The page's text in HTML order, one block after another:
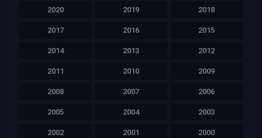
2020 2019 2018
2017 2016 2015
2014 2013 2012
2011 2010 2009
2008 2007 2006
2005 2004 2003
2002 2001 2000